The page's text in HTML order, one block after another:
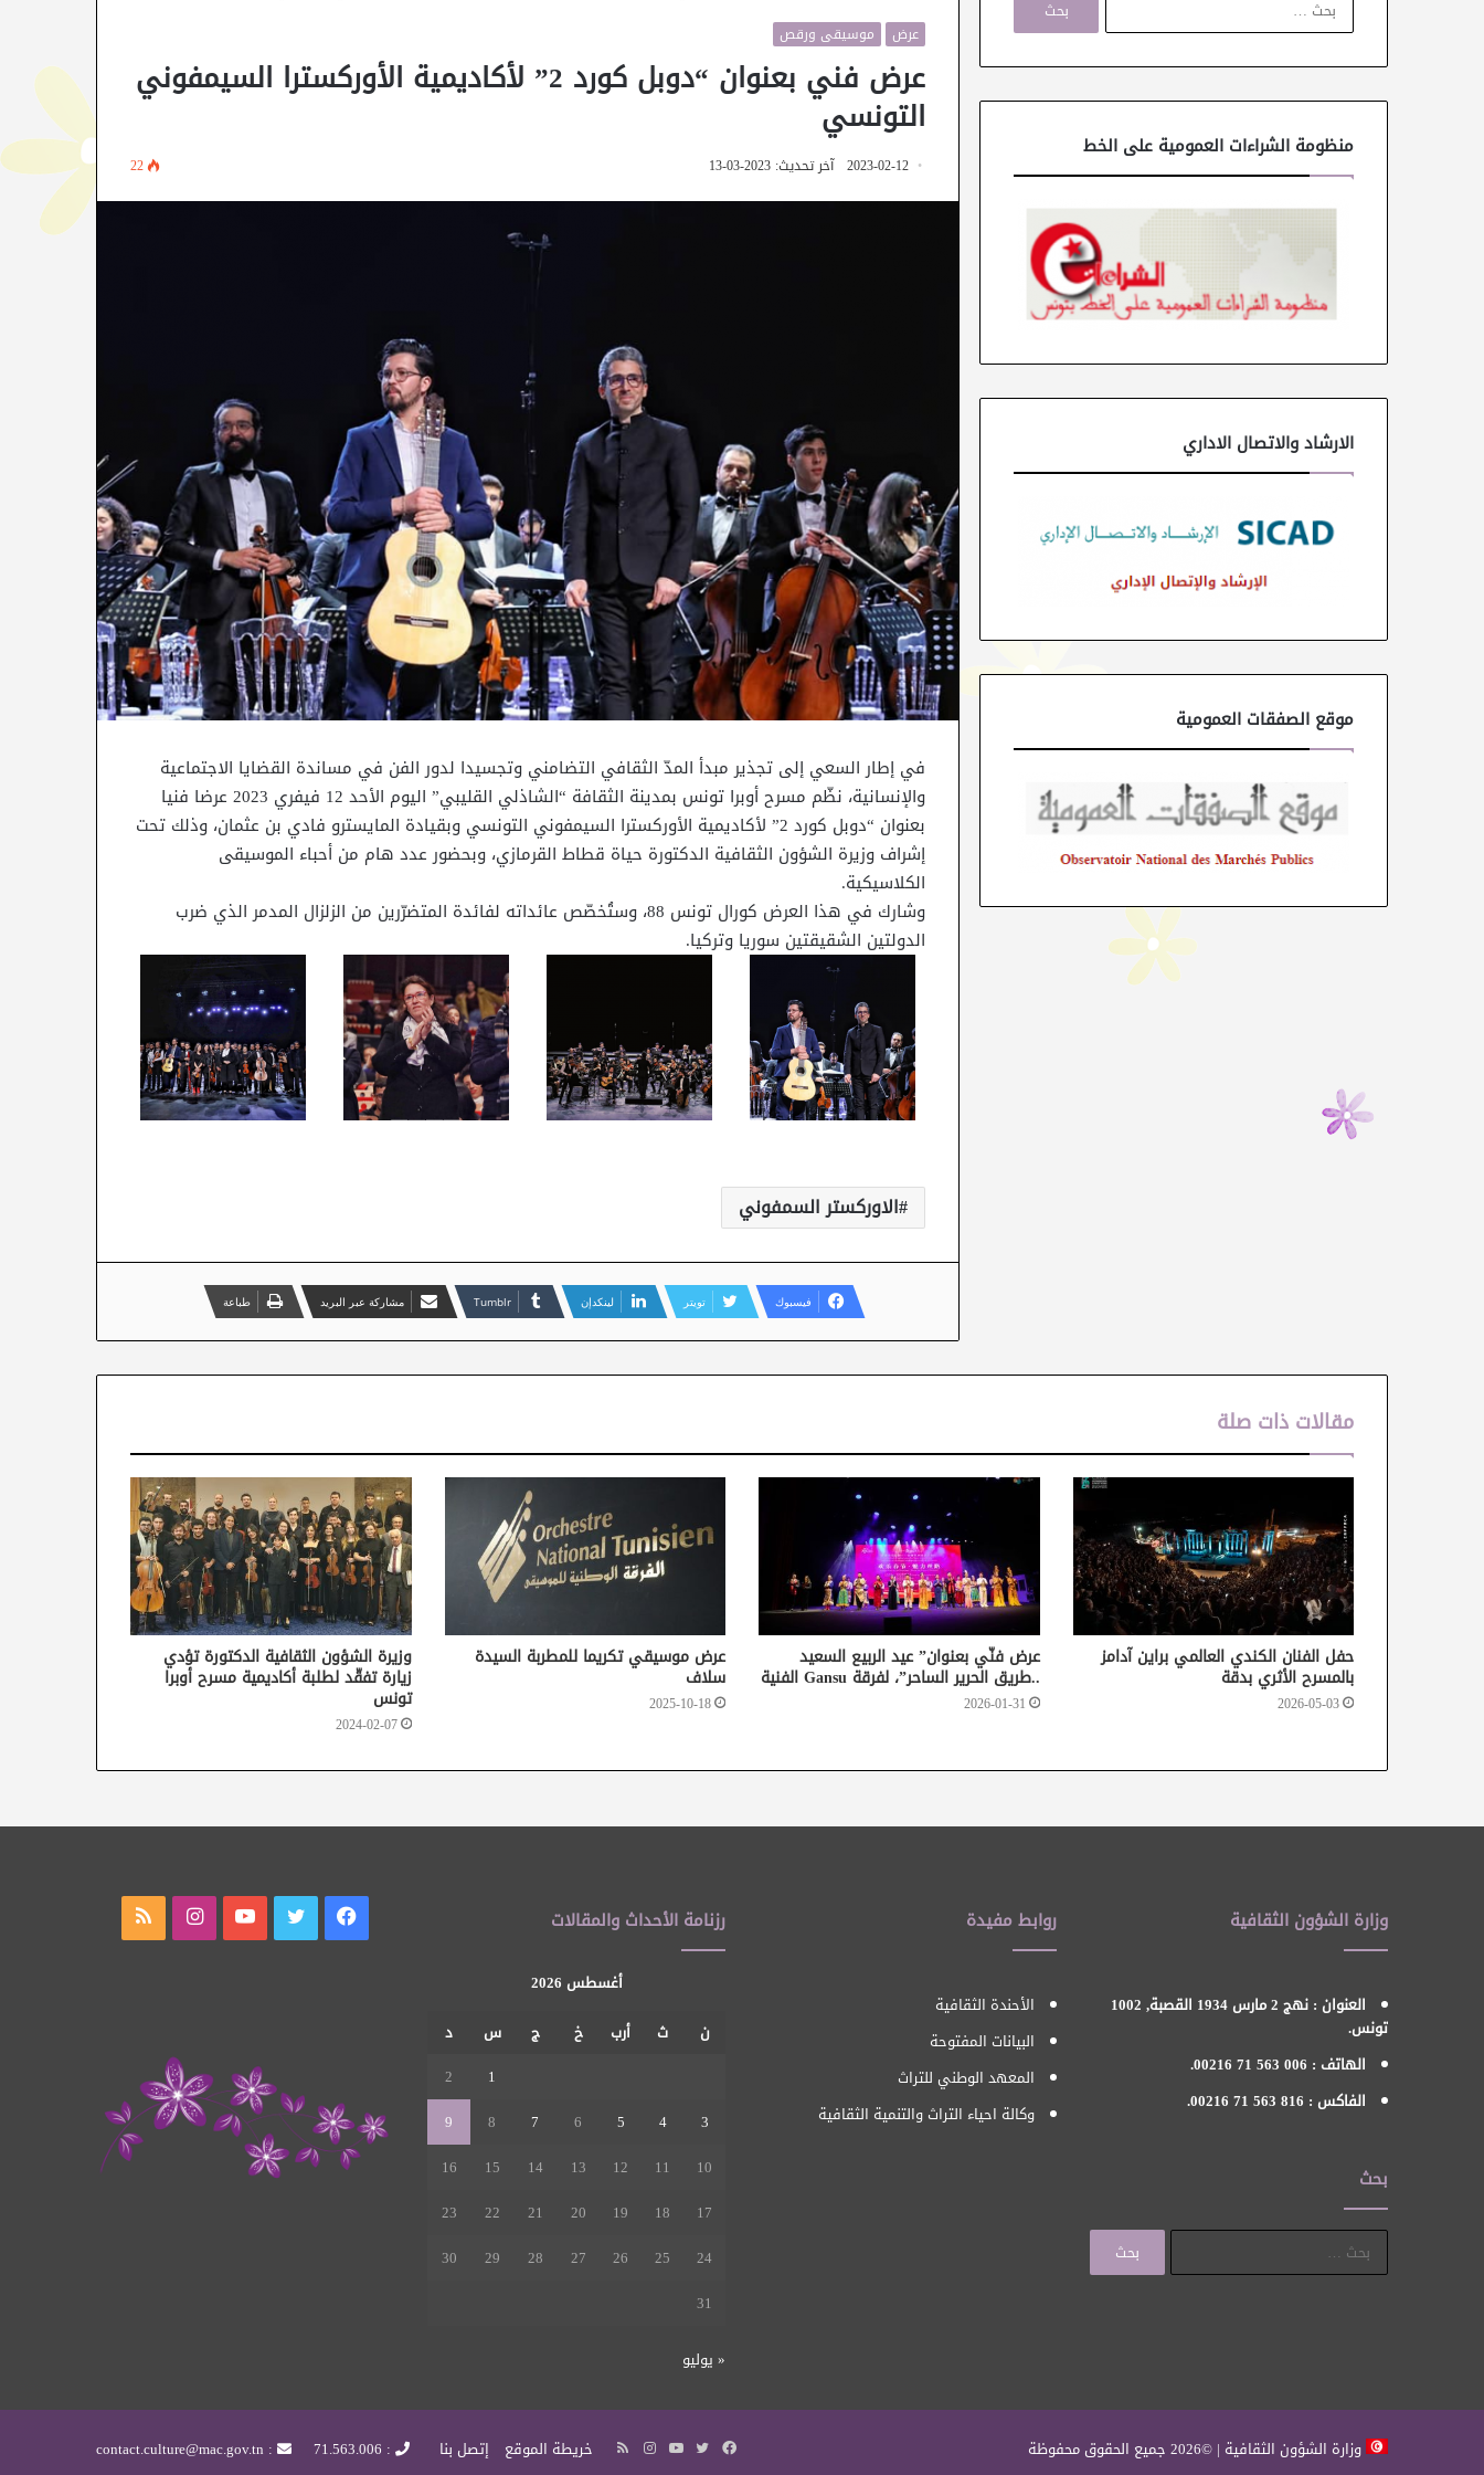
عرض موسيقى ورقص
عرض فني بعنوان “دوبل كورد 2” لأكاديمية الأوركسترا السيمفوني
التونسي
2023-02-12 آخر تحديث: 2023-03-13 22
في إطار السعي إلى تجذير مبدأ المدّ الثقافي التضامني وتجسيدا لدور الفن في مساندة القضايا الاجتماعية
والإنسانية، نظّم مسرح أوبرا تونس بمدينة الثقافة “الشاذلي القليبي” اليوم الأحد 12 فيفري 2023 عرضا فنيا
بعنوان “دوبل كورد 2” لأكاديمية الأوركسترا السيمفوني التونسي وبقيادة المايسترو فادي بن عثمان، وذلك تحت
إشراف وزيرة الشؤون الثقافية الدكتورة حياة قطاط القرمازي، وبحضور عدد هام من أحباء الموسيقى
الكلاسيكية.
وشارك في هذا العرض كورال تونس 88، وستُخصّص عائداته لفائدة المتضرّرين من الزلزال المدمر الذي ضرب
الدولتين الشقيقتين سوريا وتركيا.
الاوركستر السمفوني
فيسبوك تويتر لينكدإن مشاركة عبر البريد طباعة
ح
ن
منظومة الشراءات العمومية على الخط
الارشاد والاتصال الاداري
موقع الصفقات العمومية
مقالات ذات صلة
حفل الفنان الكندي العالمي براين آدامز
بالمسرح الأثري بدقة
2026-05-03
عرض فنّي بعنوان” عيد الربيع السعيد
..طريق الحرير الساحر”، لفرقة Gansu الفنية
2026-01-31
عرض موسيقي تكريما للمطربة السيدة
سلاف
2025-10-18
وزيرة الشؤون الثقافية الدكتورة تؤدي
زيارة تفقّد لطلبة أكاديمية مسرح أوبرا
تونس
2024-02-07
وزارة الشؤون الثقافية
العنوان : نهج 2 مارس 1934 القصبة, 1002
تونس.
الهاتف : 006 563 71 00216.
الفاكس : 816 563 71 00216.
بحث
روابط مفيدة
الأحندة الثقافية
البيانات المفتوحة
المعهد الوطني للتراث
وكالة احياء التراث والتنمية الثقافية
رزنامة الأحداث والمقالات
أغسطس 2026
ن
ث أرب خ ج س
د
1
2
3
4
5
6
7
8
9
10
11
12
13
14
15
16
17
18
19
20
21
22
23
24
25
26
27
28
29
30
31
« يوليو
فيسبوك تويتر يوتيوب انستقرام
وزارة الشؤون الثقافية | ©2026 جميع الحقوق محفوظة : 71.563.006
: contact.culture@mac.gov.tn خريطة الموقع إتصل بنا فيسبوك
تويتر يوتيوبانستقرام
ملخص